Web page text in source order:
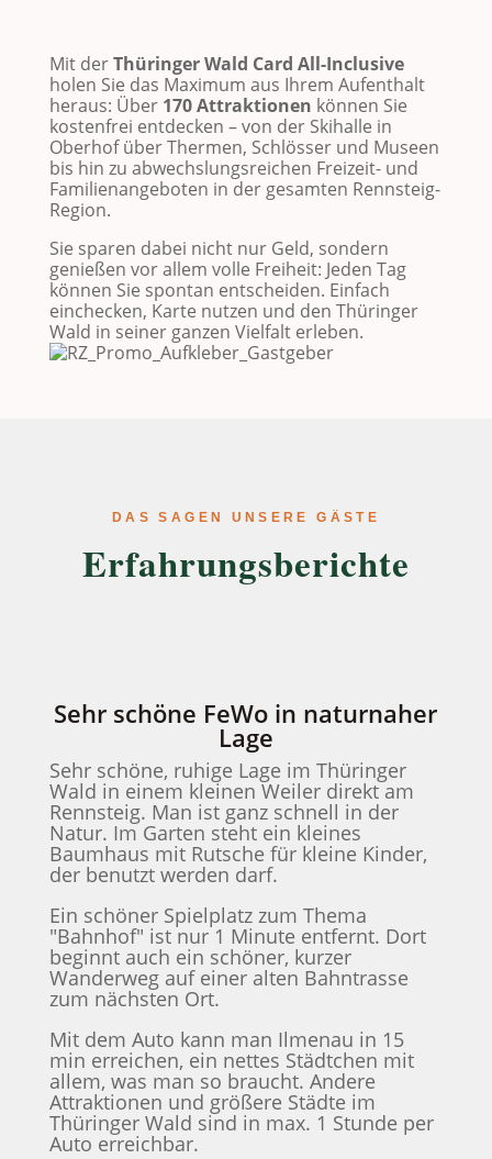
Mit derThüringer Wald Card All-Inclusive
holen Sie das Maximum aus Ihrem Aufenthalt
heraus: Über 170 Attraktionen können Sie
kostenfrei entdecken – von der Skihalle in
Oberhofüber Thermen, Schlösser und Museen
bis hin zu abwechslungsreichen Freizeit- und
Familienangeboten in der gesamten Rennsteig-
Region.
Sie sparen dabei nicht nur Geld, sondern
genießen vor allem volle Freiheit: Jeden Tag
können Sie spontan entscheiden. Einfach
einchecken, Karte nutzen und den Thüringer
Wald in seiner ganzen Vielfalt erleben.
DAS SAGEN UNSERE GÄSTE
Erfahrungsberichte
Sehr schöne FeWo in naturnaher
Lage
Sehr schöne, ruhige Lage im Thüringer
Wald in einem kleinen Weiler direkt am
Rennsteig. Man ist ganz schnell in der
Natur. Im Garten steht ein kleines
Baumhaus mit Rutsche für kleine Kinder,
der benutzt werden darf.
Ein schöner Spielplatz zum Thema
"Bahnhof" ist nur 1 Minute entfernt. Dort
beginnt auch ein schöner, kurzer
Wanderweg auf einer alten Bahntrasse
zum nächsten Ort.
Mit dem Auto kann man Ilmenau in 15
min erreichen, ein nettes Städtchen mit
allem, was man so braucht. Andere
Attraktionen und größere Städte im
Thüringer Wald sind in max. 1 Stunde per
Auto erreichbar.